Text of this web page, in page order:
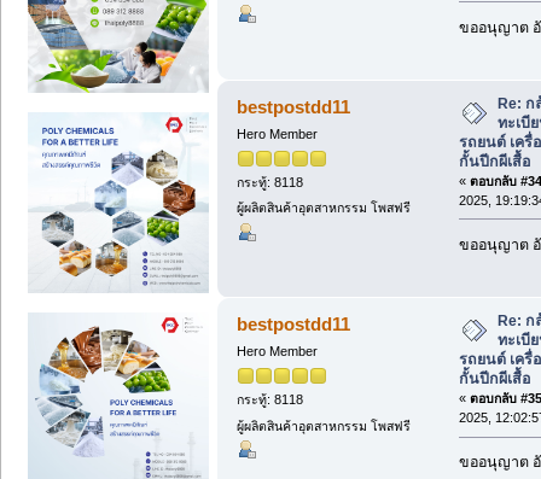
ขออนุญาต
bestpostdd11
Hero Member
กระทู้: 8118
ผู้ผลิตสินค้าอุตสาหกรรม โพสฟรี
Re: ก
ทะเบี
รถยนต์ เครื่
กั้นปีกผีเสื้อ
« ตอบกลับ
2025,
ขออนุญาต
bestpostdd11
Hero Member
กระทู้: 8118
ผู้ผลิตสินค้าอุตสาหกรรม โพสฟรี
Re: ก
ทะเบี
รถยนต์ เครื่
กั้นปีกผีเสื้อ
« ตอบกลับ
2025,
ขออนุญาต